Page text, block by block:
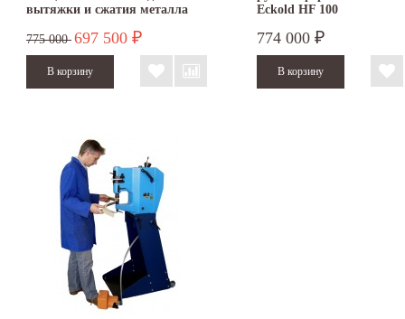
вытяжки и сжатия металла
775 000 697 500 ₽
Eckold HF 100
774 000 ₽